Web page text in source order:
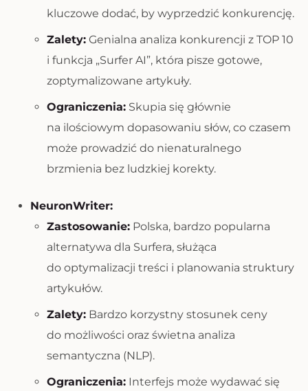
kluczowe dodać, by wyprzedzić konkurencję.
Zalety: Genialna analiza konkurencji z TOP 10
i funkcja „Surfer AI”, która pisze gotowe,
zoptymalizowane artykuły.
Ograniczenia: Skupia się głównie
na ilościowym dopasowaniu słów, co czasem
może prowadzić do nienaturalnego
brzmienia bez ludzkiej korekty.
NeuronWriter:
Zastosowanie: Polska, bardzo popularna
alternatywa dla Surfera, służąca
do optymalizacji treści i planowania struktury
artykułów.
Zalety: Bardzo korzystny stosunek ceny
do możliwości oraz świetna analiza
semantyczna (NLP).
Ograniczenia: Interfejs może wydawać się